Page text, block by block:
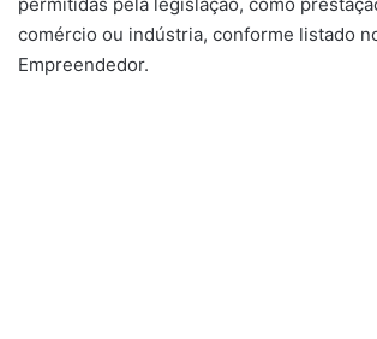
comércio ou indústria, conforme listado
Empreendedor.